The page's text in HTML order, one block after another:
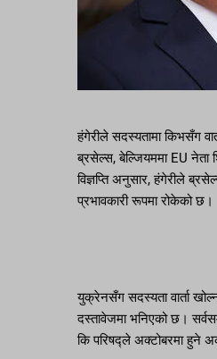
हंगेरीले सदस्यतामा किभसँग
ब्रसेल्स, बेल्जियममा EU नेता
विज्ञप्ति अनुसार, हंगेरीले
प्रभावकारी रूपमा रोकेको छ।
युक्रेनसँग सदस्यता वार्ता
दस्तावेजमा भनिएको छ।
कि परिषद्ले अक्टोबरमा हुने